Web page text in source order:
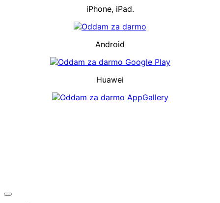
iPhone, iPad.
Android
Huawei